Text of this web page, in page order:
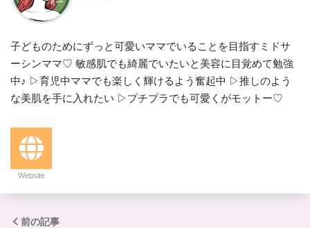
子どものためにずっと可愛いママでいることを目指すミドサ
ーシンママ♡ 敏感肌でも綺麗でいたいと美容に目覚めて勉強
中♪ ▷育児中ママでも楽しく輝けるよう奮起中 ▷推しのよう
な美肌を手に入れたい ▷プチプラでも可愛くがモットー♡
Website
前の記事